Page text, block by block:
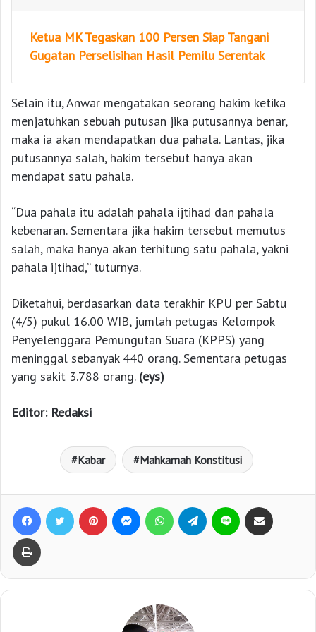
Ketua MK Tegaskan 100 Persen Siap Tangani
Gugatan Perselisihan Hasil Pemilu Serentak
Selain itu, Anwar mengatakan seorang hakim ketika
menjatuhkan sebuah putusan jika putusannya benar,
maka ia akan mendapatkan dua pahala. Lantas, jika
putusannya salah, hakim tersebut hanya akan
mendapat satu pahala.
“Dua pahala itu adalah pahala ijtihad dan pahala
kebenaran. Sementara jika hakim tersebut memutus
salah, maka hanya akan terhitung satu pahala, yakni
pahala ijtihad,” tuturnya.
Diketahui, berdasarkan data terakhir KPU per Sabtu
(4/5) pukul 16.00 WIB, jumlah petugas Kelompok
Penyelenggara Pemungutan Suara (KPPS) yang
meninggal sebanyak 440 orang. Sementara petugas
yang sakit 3.788 orang. (eys)
Editor: Redaksi
Kabar Mahkamah Konstitusi